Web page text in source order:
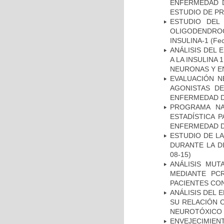
ENFERMEDAD
ESTUDIO DE
ESTUDIO
INSULINA-1
ANÁLISIS DEL
A LA INSULINA
NEURONAS Y
EVALUACIÓN
AGONISTAS
ENFERMEDAD
PROGRAMA
ESTADÍSTICA
ENFERMEDAD
ESTUDIO DE
DURANTE LA
08-15)
ANÁLISIS
MEDIANTE
PACIENTES
ANÁLISIS DEL
SU RELACIÓN
NEUROTÓXICO